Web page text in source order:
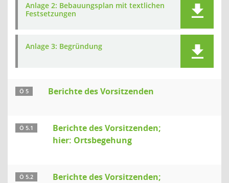
Anlage 2: Bebauungsplan mit textlichen
Festsetzungen
Anlage 3: Begründung
Ö 5 Berichte des Vorsitzenden
Ö 5.1
Berichte des Vorsitzenden;
hier: Ortsbegehung
Ö 5.2
Berichte des Vorsitzenden;